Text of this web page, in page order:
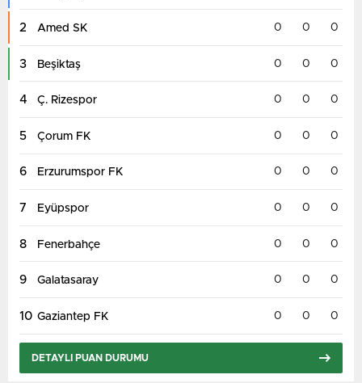
2 Amed SK 0 0 0
3 Beşiktaş 0 0 0
4 Ç. Rizespor 0 0 0
5 Çorum FK 0 0 0
6 Erzurumspor FK 0 0 0
7 Eyüpspor 0 0 0
8 Fenerbahçe 0 0 0
9 Galatasaray 0 0 0
10 Gaziantep FK 0 0 0
DETAYLI PUAN DURUMU